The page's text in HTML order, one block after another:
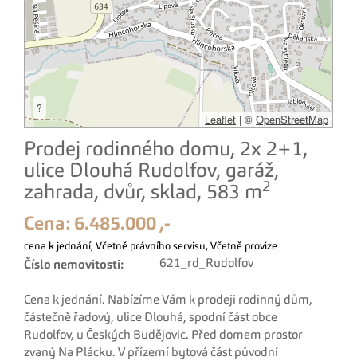
?
Leaflet | © OpenStreetMap
Prodej rodinného domu, 2x 2+1,
ulice Dlouhá Rudolfov, garáž,
zahrada, dvůr, sklad, 583 m2
Cena: 6.485.000 ,-
cena k jednání, Včetně právního servisu, Včetně provize
Číslo nemovitosti: 621_rd_Rudolfov
Cena k jednání. Nabízíme Vám k prodeji rodinný dům,
částečně řadový, ulice Dlouhá, spodní část obce
Rudolfov, u Českých Budějovic. Před domem prostor
zvaný Na Plácku. V přízemí bytová část původní